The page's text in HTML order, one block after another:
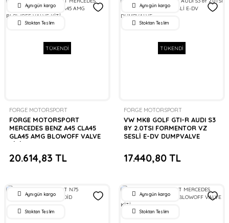
TÜKENDİ
Aynı gün kargo
Stoktan Teslim
FORGE MOTORSPORT
FORGE MOTORSPORT
MERCEDES BENZ A45 CLA45
GLA45 AMG BLOWOFF VALVE
KİTİ
20.614,83 TL
TÜKENDİ
Aynı gün kargo
Stoktan Teslim
FORGE MOTORSPORT
VW MK8 GOLF GTI-R AUDI S3
8Y 2.0TSI FORMENTOR VZ
SESLİ E-DV DUMPVALVE
17.440,80 TL
Aynı gün kargo
Stoktan Teslim
Aynı gün kargo
Stoktan Teslim